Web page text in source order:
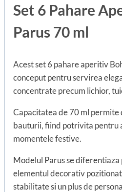
Set 6 Pahare
Parus 70 ml
Acest set 6 pahare aperitiv
conceput pentru servirea
concentrate precum lichior,
Capacitatea de 70 ml permite
bauturii, fiind potrivita pentru
momentele festive.
Modelul Parus se
elementul decorativ
stabilitate si un plus de